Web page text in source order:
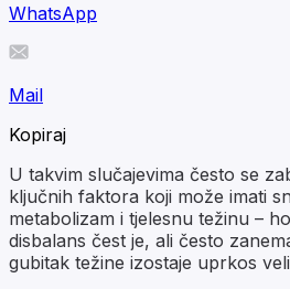
WhatsApp
Mail
Kopiraj
U takvim slučajevima često se
ključnih faktora koji može imati
metabolizam i tjelesnu težinu –
disbalans čest je, ali često
gubitak težine izostaje uprkos